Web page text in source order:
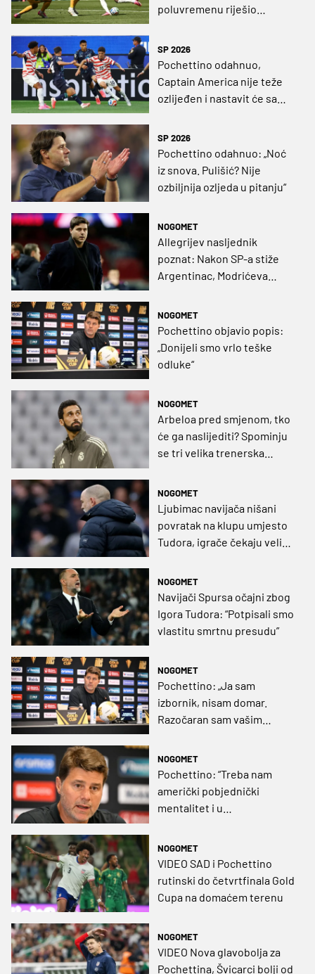
poluvremenu riješio
SP 2026
Pochettino odahnuo,
Captain America nije teže
ozlijeđen i nastavit će sa
SP 2026
Pochettino odahnuo: „Noć
iz snova. Pulišić? Nije
ozbiljnija ozljeda u pitanju“
NOGOMET
Allegrijev nasljednik
poznat: Nakon SP-a stiže
Argentinac, Modrićeva
NOGOMET
Pochettino objavio popis:
„Donijeli smo vrlo teške
odluke“
NOGOMET
Arbeloa pred smjenom, tko
će ga naslijediti? Spominju
se tri velika trenerska
NOGOMET
Ljubimac navijača nišani
povratak na klupu umjesto
Tudora, igrače čekaju veliki
NOGOMET
Navijači Spursa očajni zbog
Igora Tudora: “Potpisali smo
vlastitu smrtnu presudu”
NOGOMET
Pochettino: „Ja sam
izbornik, nisam domar.
Razočaran sam vašim
NOGOMET
Pochettino: “Treba nam
američki pobjednički
mentalitet i u
NOGOMET
VIDEO SAD i Pochettino
rutinski do četvrtfinala Gold
Cupa na domaćem terenu
NOGOMET
VIDEO Nova glavobolja za
Pochettina, Švicarci bolji od